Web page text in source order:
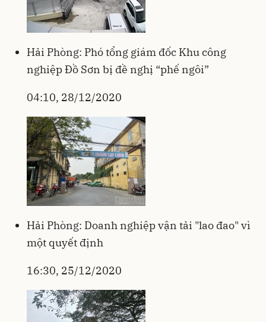
Hải Phòng: Phó tổng giám đốc Khu công
nghiệp Đồ Sơn bị đề nghị “phế ngôi”
04:10, 28/12/2020
Hải Phòng: Doanh nghiệp vận tải "lao đao" vì
một quyết định
16:30, 25/12/2020